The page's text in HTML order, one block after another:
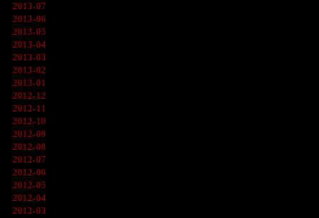
2013-07
2013-06
2013-05
2013-04
2013-03
2013-02
2013-01
2012-12
2012-11
2012-10
2012-09
2012-08
2012-07
2012-06
2012-05
2012-04
2012-03